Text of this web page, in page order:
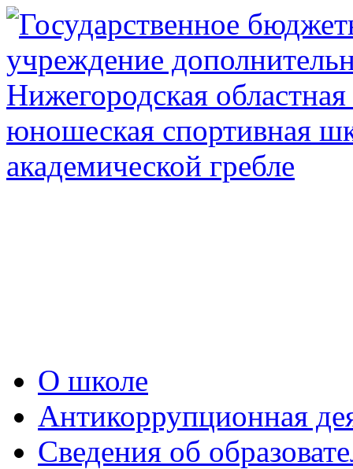
О школе
Антикоррупционная
Сведения об